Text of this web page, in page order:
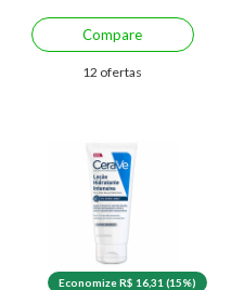
Compare
12 ofertas
Economize R$ 16,31 (15%)